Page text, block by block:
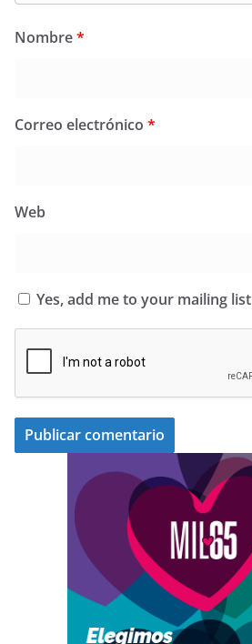
Nombre*
Correo electrónico *
Web
Yes, add me to your mailing list